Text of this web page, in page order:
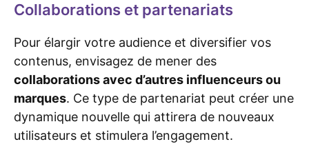
Collaborations et partenariats
Pour élargir votre audience et diversifier vos
contenus, envisagez de mener des
collaborations avec d’autres influenceurs ou
marques. Ce type de partenariat peut créer une
dynamique nouvelle qui attirera de nouveaux
utilisateurs et stimulera l’engagement.